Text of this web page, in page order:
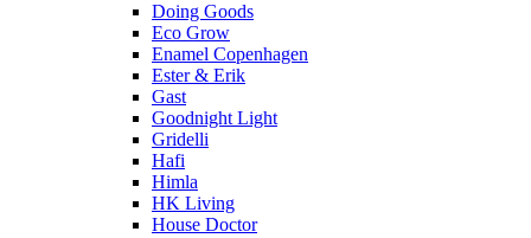
Doing Goods
Eco Grow
Enamel Copenhagen
Ester & Erik
Gast
Goodnight Light
Gridelli
Hafi
Himla
HK Living
House Doctor